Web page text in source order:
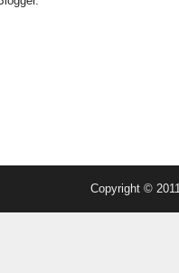
Copyright © 2011